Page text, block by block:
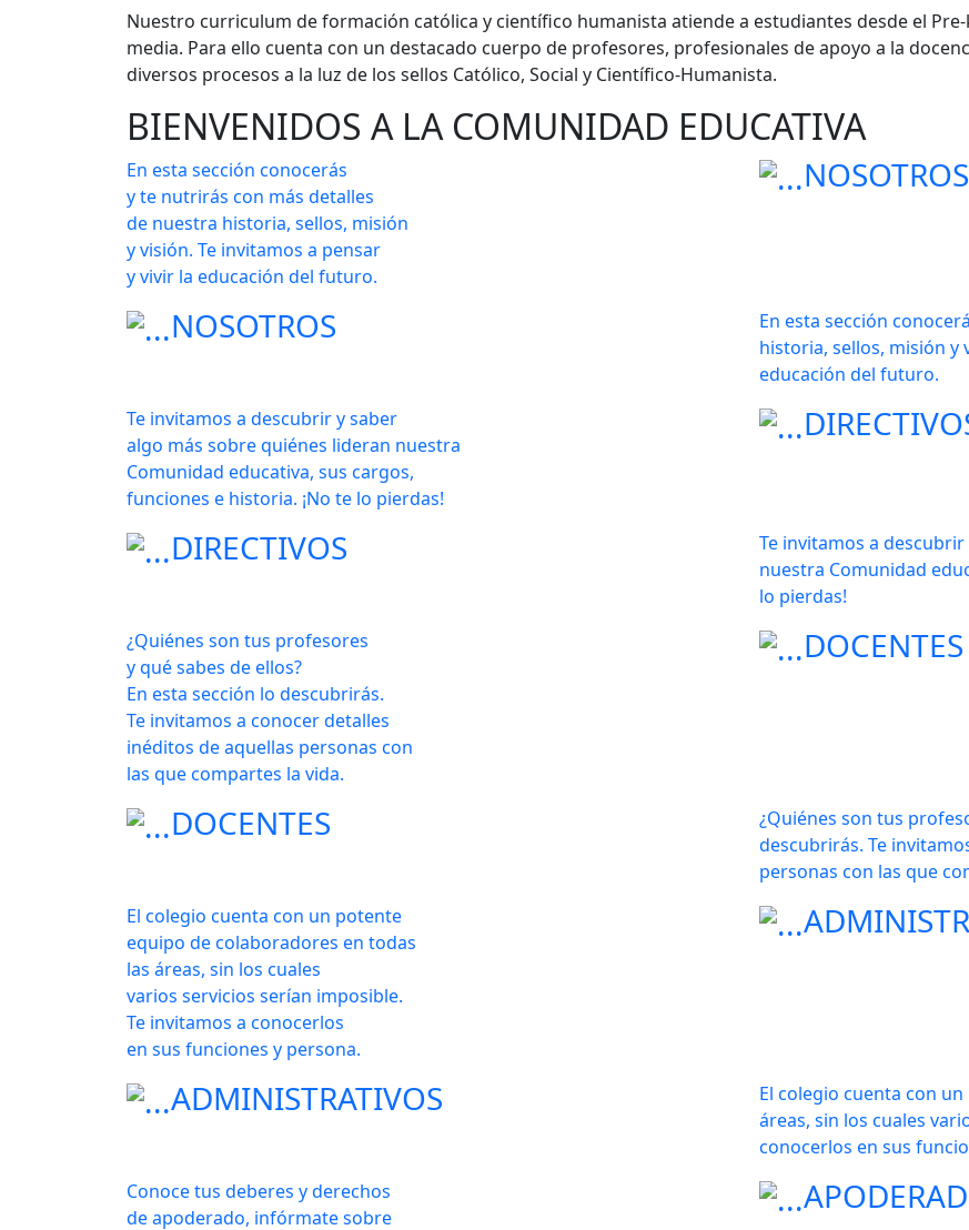
Nuestro curriculum de formación católica y científico humanista atiende a estudiantes desde el
media. Para ello cuenta con un destacado cuerpo de profesores, profesionales de apoyo a la
diversos procesos a la luz de los sellos Católico, Social y Científico-Humanista.
BIENVENIDOS A LA COMUNIDAD EDUCATIVA
En esta sección conocerás
y te nutrirás con más detalles
de nuestra historia, sellos, misión
y visión. Te invitamos a pensar
y vivir la educación del futuro.
NOSOTROS
NOSOTROS
En esta sección
historia, sellos, misión y
educación del futuro.
Te invitamos a descubrir y saber
algo más sobre quiénes lideran nuestra
Comunidad educativa, sus cargos,
funciones e historia. ¡No te lo pierdas!
DIRECTIVOS
Te invitamos a
nuestra Comunidad
lo pierdas!
¿Quiénes son tus profesores
y qué sabes de ellos?
En esta sección lo descubrirás.
Te invitamos a conocer detalles
inéditos de aquellas personas con
las que compartes la vida.
DOCENTES
DOCENTES
¿Quiénes son tus
descubrirás. Te
personas con las que
El colegio cuenta con un potente
equipo de colaboradores en todas
las áreas, sin los cuales
varios servicios serían imposible.
Te invitamos a conocerlos
en sus funciones y persona.
ADMINISTRATIVOS
El colegio cuenta con
áreas, sin los cuales
conocerlos en sus
Conoce tus deberes y derechos
de apoderado, infórmate sobre